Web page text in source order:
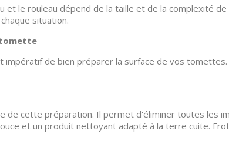
et le rouleau dépend de la taille et de la complexité
situation.
tomette
impératif de bien préparer la surface de vos
de cette préparation. Il permet d'éliminer toutes les
et un produit nettoyant adapté à la terre cuite.